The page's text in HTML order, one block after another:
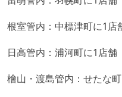
根室管内：中標津町に1店
日高管内：浦河町に1店舗
檜山・渡島管内：せたな